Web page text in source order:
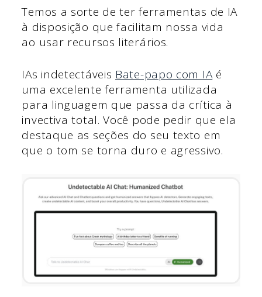
Temos a sorte de ter ferramentas de IA
à disposição que facilitam nossa vida
ao usar recursos literários.
IAs indetectáveis Bate-papo com IAé
uma excelente ferramenta utilizada
para linguagem que passa da crítica à
invectiva total. Você pode pedir que ela
destaque as seções do seu texto em
que o tom se torna duro e agressivo.